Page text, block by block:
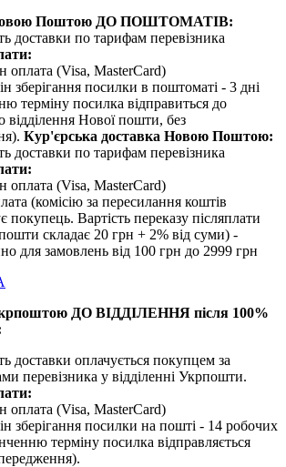
Поштою ДО ПОШТОМАТІВ:
доставки по тарифам перевізника
оплата (Visa, MasterCard)
зберігання посилки в поштоматі - 3 дні
терміну посилка відправиться до
відділення Нової пошти, без
Кур'єрська доставка Новою Поштою:
доставки по тарифам перевізника
оплата (Visa, MasterCard)
(комісію за пересилання коштів
покупець. Вартість переказу післяплати
складає 20 грн + 2% від суми) -
для замовлень від 100 грн до 2999 грн
ДО ВІДДІЛЕННЯ після 100%
доставки оплачується покупцем за
перевізника у відділенні Укрпошти.
оплата (Visa, MasterCard)
зберігання посилки на пошті - 14 робочих
терміну посилка відправляється